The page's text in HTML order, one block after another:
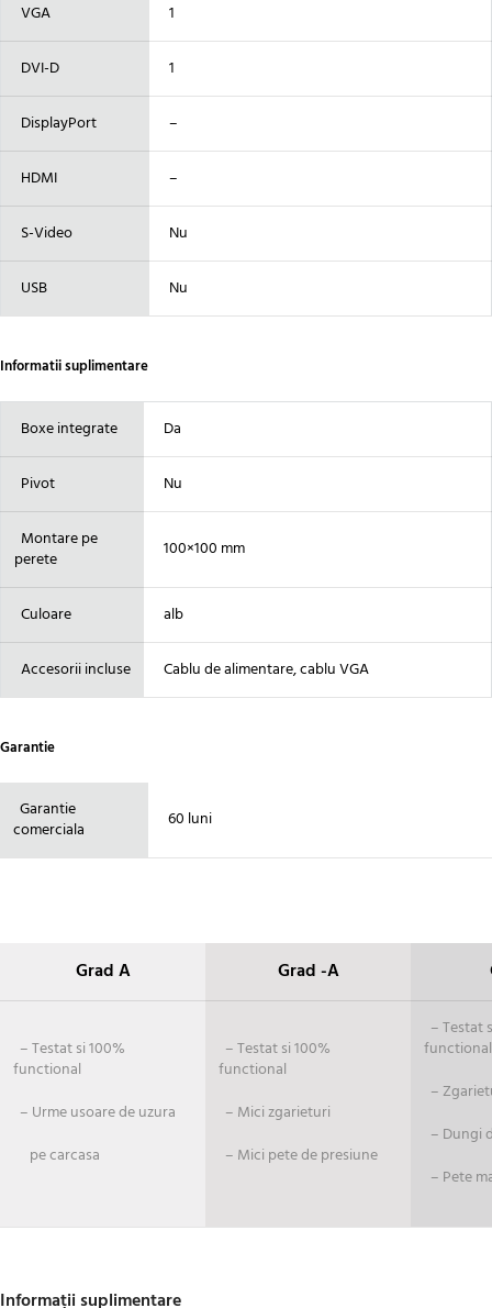
VGA 1
DVI-D 1
DisplayPort –
HDMI –
S-Video Nu
USB Nu
Informatii suplimentare
Boxe integrate Da
Pivot Nu
Montare pe
perete
100×100 mm
Culoare alb
Accesorii incluse Cablu de alimentare, cablu VGA
Garantie
Garantie
comerciala
60 luni
Grad A Grad -A
– Testat si 100%
functional
– Urme usoare de uzura
pe carcasa
– Testat si 100%
functional
– Mici zgarieturi
– Mici pete de presiune
– Testat
functional
–
– Dungi
– Pete
Informații suplimentare